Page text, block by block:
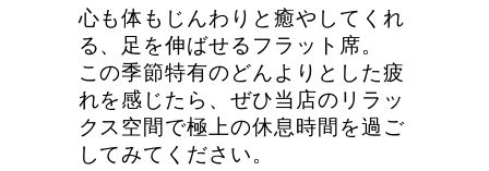
心も体もじんわりと癒やしてくれ
る、足を伸ばせるフラット席。
この季節特有のどんよりとした疲
れを感じたら、ぜひ当店のリラッ
クス空間で極上の休息時間を過ご
してみてください。